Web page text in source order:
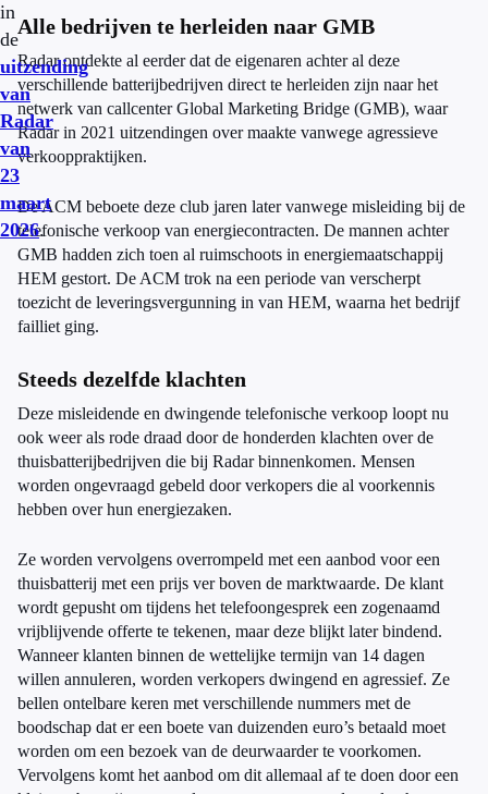
in
de
uitzending
van
Radar
van
23
maart
2026.
Alle bedrijven te herleiden naar GMB
Radar ontdekte al eerder dat de eigenaren achter al deze
verschillende batterijbedrijven direct te herleiden zijn naar het
netwerk van callcenter Global Marketing Bridge (GMB), waar
Radar in 2021 uitzendingen over maakte vanwege agressieve
verkooppraktijken.
De ACM beboete deze club jaren later vanwege misleiding bij de
telefonische verkoop van energiecontracten. De mannen achter
GMB hadden zich toen al ruimschoots in energiemaatschappij
HEM gestort. De ACM trok na een periode van verscherpt
toezicht de leveringsvergunning in van HEM, waarna het bedrijf
failliet ging.
Steeds dezelfde klachten
Deze misleidende en dwingende telefonische verkoop loopt nu
ook weer als rode draad door de honderden klachten over de
thuisbatterijbedrijven die bij Radar binnenkomen. Mensen
worden ongevraagd gebeld door verkopers die al voorkennis
hebben over hun energiezaken.
Ze worden vervolgens overrompeld met een aanbod voor een
thuisbatterij met een prijs ver boven de marktwaarde. De klant
wordt gepusht om tijdens het telefoongesprek een zogenaamd
vrijblijvende offerte te tekenen, maar deze blijkt later bindend.
Wanneer klanten binnen de wettelijke termijn van 14 dagen
willen annuleren, worden verkopers dwingend en agressief. Ze
bellen ontelbare keren met verschillende nummers met de
boodschap dat er een boete van duizenden euro’s betaald moet
worden om een bezoek van de deurwaarder te voorkomen.
Vervolgens komt het aanbod om dit allemaal af te doen door een